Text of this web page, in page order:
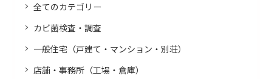
全てのカテゴリー
カビ菌検査・調査
一般住宅（戸建て・マンション・別荘）
店舗・事務所（工場・倉庫）